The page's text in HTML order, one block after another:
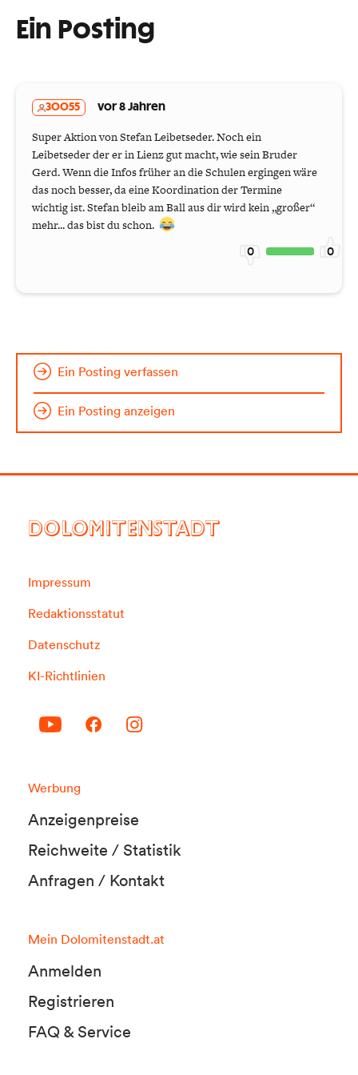
Ein Posting
30055 vor 8 Jahren
Super Aktion von Stefan Leibetseder. Noch ein
Leibetseder der er in Lienz gut macht, wie sein Bruder
Gerd. Wenn die Infos früher an die Schulen ergingen wäre
das noch besser, da eine Koordination der Termine
wichtig ist. Stefan bleib am Ball aus dir wird kein „großer“
mehr... das bist du schon.
0 0
Ein Posting verfassen
Ein Posting anzeigen
DOLOMITENSTADT
Impressum
Redaktionsstatut
Datenschutz
KI-Richtlinien
Werbung
Anzeigenpreise
Reichweite / Statistik
Anfragen / Kontakt
Mein Dolomitenstadt.at
Anmelden
Registrieren
FAQ & Service